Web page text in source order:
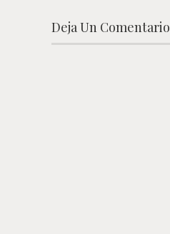
Deja Un Comentario